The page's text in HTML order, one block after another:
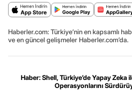
Haberler.com: Türkiye’nin en kapsamlı
ve en güncel gelişmeler Haberler.com’da.
Haber: Shell, Türkiye’de Yapay Zeka
Operasyonlarını